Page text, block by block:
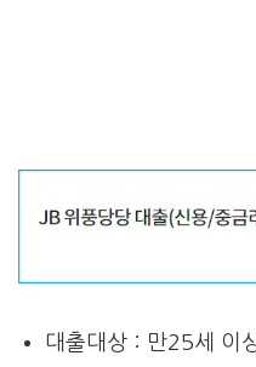
대출대상 : 만25세 이